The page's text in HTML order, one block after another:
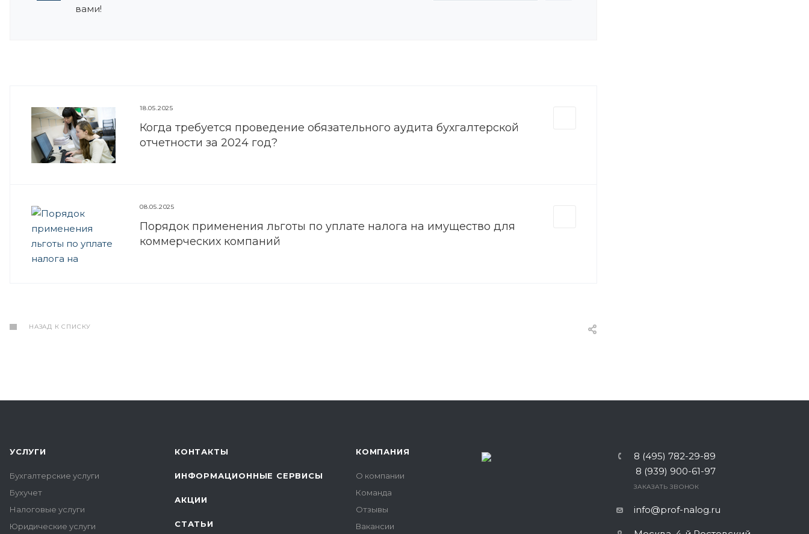
вами!
18.05.2025
Когда требуется проведение обязательного аудита бухгалтерской
отчетности за 2024 год?
08.05.2025
Порядок применения льготы по уплате налога на имущество для
коммерческих компаний
НАЗАД К СПИСКУ
УСЛУГИ
Бухгалтерские услуги
Бухучет
Налоговые услуги
Юридические услуги
КОНТАКТЫ
ИНФОРМАЦИОННЫЕ СЕРВИСЫ
АКЦИИ
СТАТЬИ
КОМПАНИЯ
О компании
Команда
Отзывы
Вакансии
8 (495) 782-29-89
8 (939) 900-61-97
ЗАКАЗАТЬ ЗВОНОК
info@prof-nalog.ru